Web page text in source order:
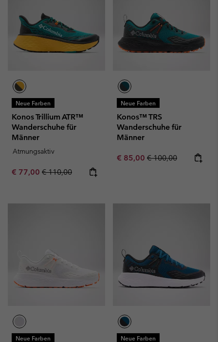
Neue Farben
Konos Trillium ATR™
Wanderschuhe für
Männer
Atmungsaktiv
Sale price:
€ 77,00 Regular price:
€ 110,00
Neue Farben
Konos™ TRS
Wanderschuhe für
Männer
Sale price:
€ 85,00 Regular price:
€ 100,00
Neue Farben Neue Farben